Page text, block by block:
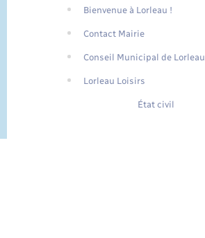
Traduction du
FR
Bienvenue à Lorleau !
Contact Mairie
Conseil Municipal de Lorleau
Lorleau Loisirs
État civil